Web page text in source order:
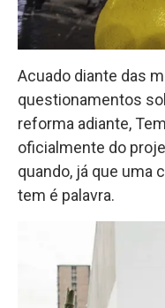
Acuado diante das
questionamentos
reforma adiante,
oficialmente do
quando, já que uma
tem é palavra.